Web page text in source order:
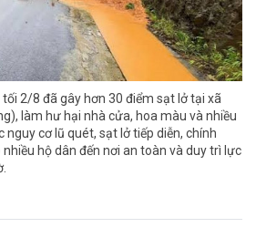
2/8 đã gây hơn 30 điểm sạt lở tại xã
làm hư hại nhà cửa, hoa màu và nhiều
cơ lũ quét, sạt lở tiếp diễn, chính
hộ dân đến nơi an toàn và duy trì lực